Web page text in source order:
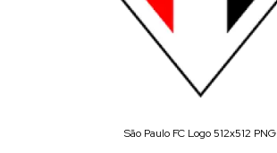
São Paulo FC Logo 512x512 PNG